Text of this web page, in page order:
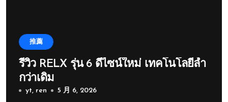
推薦
รีวิว RELX รุ่น 6 ดีไซน์ใหม่ เทคโนโลยีล้ำ
กว่าเดิม
yt, ren 5 月 6, 2026